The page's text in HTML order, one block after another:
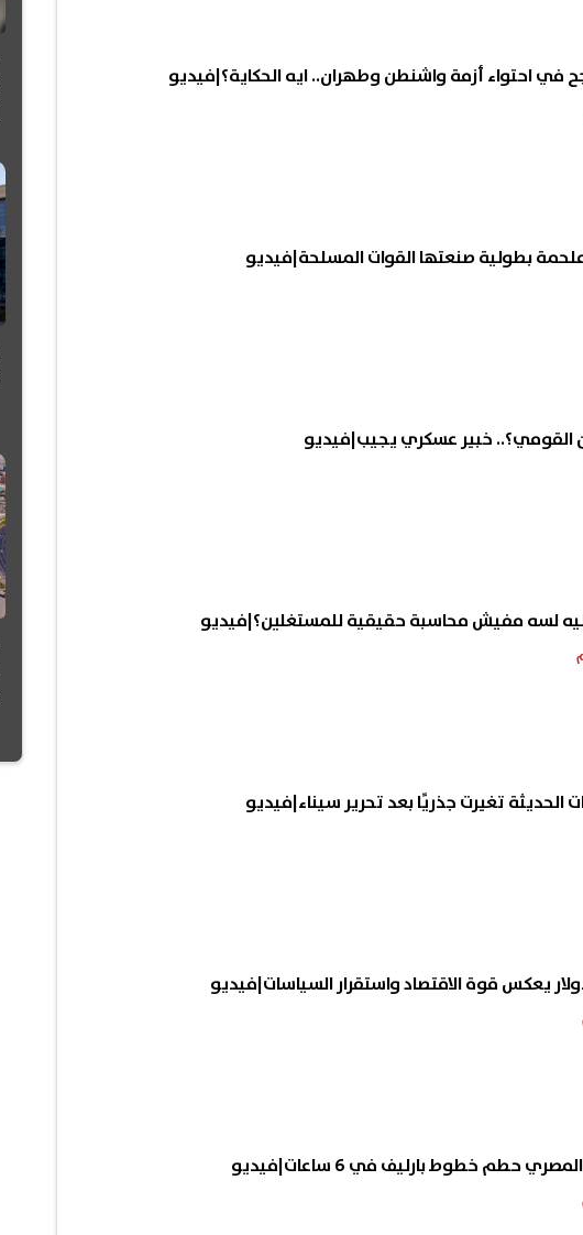
في احتواء أزمة واشنطن وطهران.. ايه الحكاية؟|فيديو
بطولية صنعتها القوات المسلحة|فيديو
القومي؟.. خبير عسكري يجيب|فيديو
لسه مفيش محاسبة حقيقية للمستغلين؟|فيديو
الحديثة تغيرت جذريًا بعد تحرير سيناء|فيديو
يعكس قوة الاقتصاد واستقرار السياسات|فيديو
حطم خطوط بارليف في 6 ساعات|فيديو